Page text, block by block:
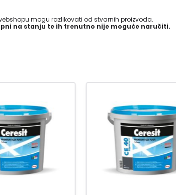
mogu razlikovati od stvarnih proizvoda.
na stanju te ih trenutno nije moguće naručiti.